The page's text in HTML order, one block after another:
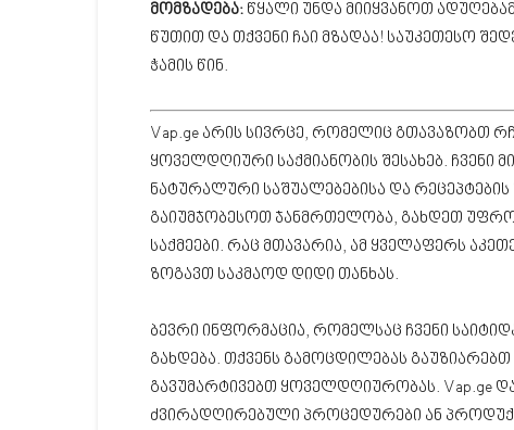
მომზადება: წყალი უნდა მიიყვანოთ
წუთით და თქვენი ჩაი მზადაა! საუკეთესო
ჭამის წინ.
Vap.ge არის სივრცე, რომელიც გთავაზობთ
ყოველდღიური საქმიანობის შესახებ. ჩვენი
ნატურალური საშუალებებისა და
გაიუმჯობესოთ ჯანმრთელობა, გახდეთ
საქმეები. რაც მთავარია, ამ ყველაფერს
ზოგავთ საკმაოდ დიდი თანხას.
ბევრი ინფორმაცია, რომელსაც ჩვენი
გახდება. თქვენს გამოცდილებას
გავუმარტივებთ ყოველდღიურობას. Vap.ge
ძვირადღირებული პროცედურები ან